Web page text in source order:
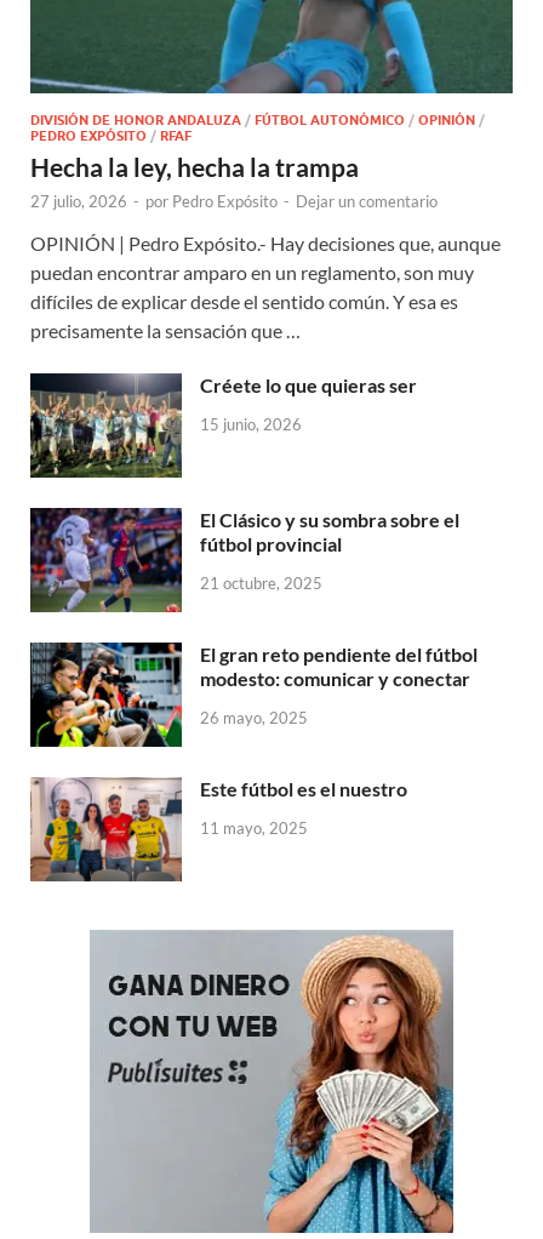
DIVISIÓN DE HONOR ANDALUZA / FÚTBOL AUTONÓMICO / OPINIÓN /
PEDRO EXPÓSITO / RFAF
Hecha la ley, hecha la trampa
27 julio, 2026 - por Pedro Expósito - Dejar un comentario
OPINIÓN | Pedro Expósito.- Hay decisiones que, aunque
puedan encontrar amparo en un reglamento, son muy
difíciles de explicar desde el sentido común. Y esa es
precisamente la sensación que …
Créete lo que quieras ser
15 junio, 2026
El Clásico y su sombra sobre el
fútbol provincial
21 octubre, 2025
El gran reto pendiente del fútbol
modesto: comunicar y conectar
26 mayo, 2025
Este fútbol es el nuestro
11 mayo, 2025